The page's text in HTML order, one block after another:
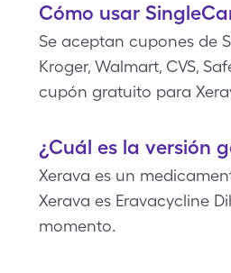
Cómo usar
Se aceptan cupones de
Kroger, Walmart, CVS,
cupón gratuito para
¿Cuál es la versión
Xerava es un
Xerava es Eravacycline
momento.